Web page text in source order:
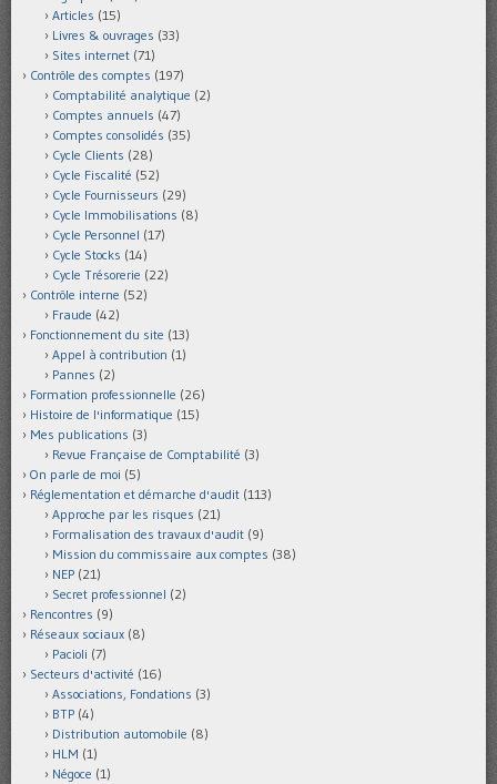
Articles (15)
Livres & ouvrages (33)
Sites internet (71)
Contrôle des comptes (197)
Comptabilité analytique (2)
Comptes annuels (47)
Comptes consolidés (35)
Cycle Clients (28)
Cycle Fiscalité (52)
Cycle Fournisseurs (29)
Cycle Immobilisations (8)
Cycle Personnel (17)
Cycle Stocks (14)
Cycle Trésorerie (22)
Contrôle interne (52)
Fraude (42)
Fonctionnement du site (13)
Appel à contribution (1)
Pannes (2)
Formation professionnelle (26)
Histoire de l'informatique (15)
Mes publications (3)
Revue Française de Comptabilité (3)
On parle de moi (5)
Réglementation et démarche d'audit (113)
Approche par les risques (21)
Formalisation des travaux d'audit (9)
Mission du commissaire aux comptes (38)
NEP (21)
Secret professionnel (2)
Rencontres (9)
Réseaux sociaux (8)
Pacioli (7)
Secteurs d'activité (16)
Associations, Fondations (3)
BTP (4)
Distribution automobile (8)
HLM (1)
Négoce (1)